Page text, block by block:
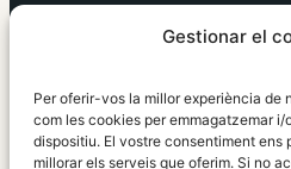
Gestionar el
Per oferir-vos la millor experiència
com les cookies per emmagatzemar
dispositiu. El vostre consentiment ens
millorar els serveis que oferim. Si no
Política
Societat
Tendències